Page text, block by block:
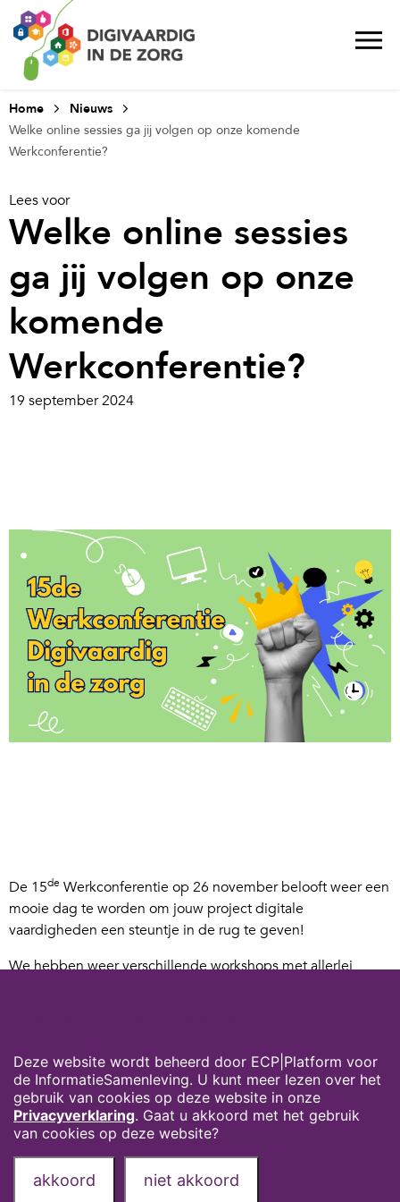
Home
Nieuws
Welke online sessies ga jij volgen op onze komende
Werkconferentie?
Lees voor
Welke online sessies
ga jij volgen op onze
komende
Werkconferentie?
19 september 2024
De 15de Werkconferentie op 26 november belooft weer een
mooie dag te worden om jouw project digitale
vaardigheden een steuntje in de rug te geven!
We hebben weer verschillende workshops met allerlei
een team en hoe jij daar goed op in kan spelen en nog veel
meer!
Meedoen is altijd gratis, dusmeld je vooral hier al aan.
Privacyverklaring
Over deze website
Onze partners
Contact
Deze website wordt beheerd door ECP|Platform voor
de InformatieSamenleving. U kunt meer lezen over het
gebruik van cookies op deze website in onze
Privacyverklaring. Gaat u akkoord met het gebruik
van cookies op deze website?
akkoord niet akkoord